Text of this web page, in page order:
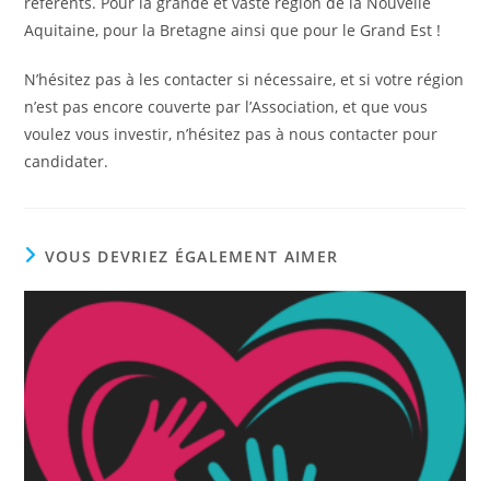
Aquitaine, pour la Bretagne ainsi que pour le Grand Est !
N’hésitez pas à les contacter si nécessaire, et si votre région
n’est pas encore couverte par l’Association, et que vous
voulez vous investir, n’hésitez pas à nous contacter pour
candidater.
VOUS DEVRIEZ ÉGALEMENT AIMER